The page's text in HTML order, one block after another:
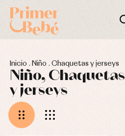
Inicio . Niño . Chaquetas y jerseys
Niño, Chaquetas
y jerseys